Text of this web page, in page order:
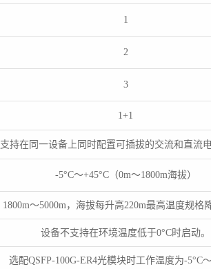
1
2
3
1+1
支持在同一设备上同时配置可插拔的交流和直流电
-5°C～+45°C（0m～1800m海拔）
1800m～5000m，海拔每升高220m最高温度规格降
设备不支持在环境温度低于0°C时启动。
选配QSFP-100G-ER4光模块时工作温度为-5°C～